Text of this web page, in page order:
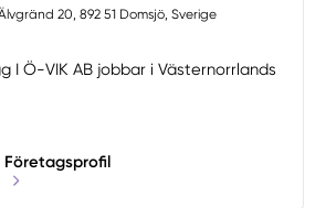
20, 892 51 Domsjö, Sverige
I Ö-VIK AB jobbar i Västernorrlands
Företagsprofil